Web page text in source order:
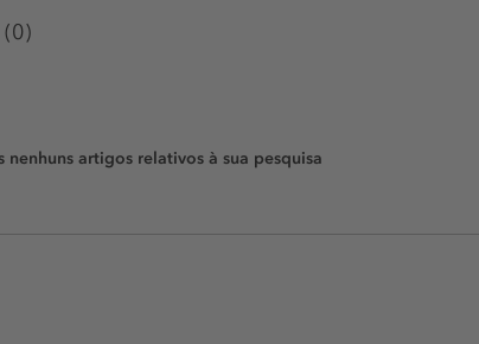
(0)
artigos relativos à sua pesquisa